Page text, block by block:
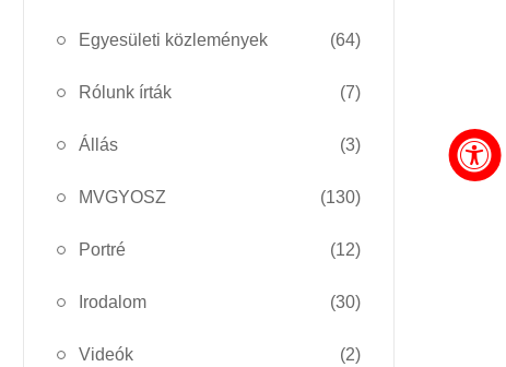
Egyesületi közlemények (64)
Rólunk írták (7)
Állás (3)
MVGYOSZ (130)
Portré (12)
Irodalom (30)
Videók (2)